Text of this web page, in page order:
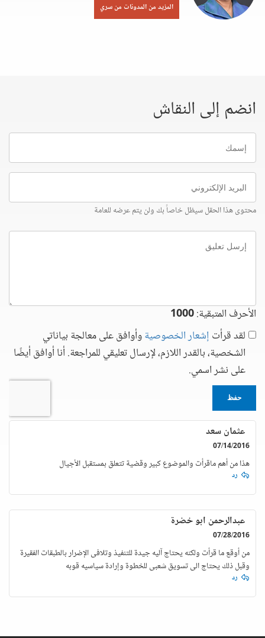
المزيد من المدونات من سري
انضم إلى النقاش
إسمك
البريد
الإلكتروني
محتوى هذا الحقل سيظل خاصاً بك ولن يتم عرضه للعامة
إرسل
تعليق
الأحرف المتبقية:1000
لقد قرأت إشعار الخصوصيةوأوافق على معالجة بياناتي
الشخصية، بالقدر اللازم، لإرسال تعليقي للمراجعة. أنا أوافق أيضًا
على نشر اسمي.
حفظ
عثمان سعد
07/14/2016
هذا من أهم ماقرأت والموضوع كبير وقضية تتعلق بمستقبل الأجيال
رد
عبدالرحمن ابو خضرة
07/28/2016
من أوقع ما قرأت ولكنه يحتاج آليه جيدة للتنفيذ وتلافى الإضرار بالطبقات الفقيرة
وقبل ذلك يحتاج الى تسويق شعبى للخطوة وإرادة سياسيه قوبه
رد